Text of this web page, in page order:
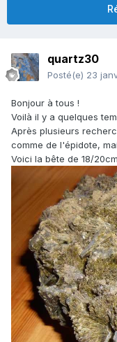
quartz30
Posté(e) 23
Bonjour à tous !
Voilà il y a quelques
Après plusieurs
comme de l'épidote,
Voici la bête de 18/20cm